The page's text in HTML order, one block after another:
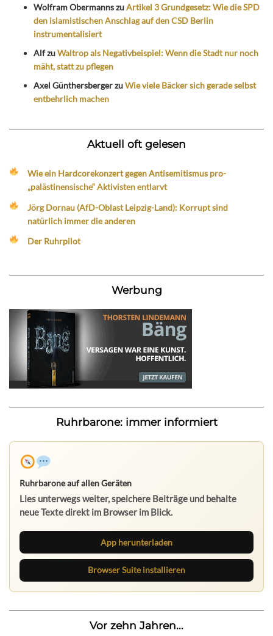
Wolfram ObermannszuArtikel 3 Grundgesetz: Wie die SPD
den islamistischen Anschlag auf den CSD Berlin
instrumentalisiert
AlfzuWaltrop als Negativbeispiel: Wenn die Stadt nur noch
mäht, statt zu pflegen
Axel GünthersbergerzuWie viele Bäcker sich gerade selbst
entbehrlich machen
Aktuell oft gelesen
Wie ein Hardcorekonzert gegen Antisemitismus pro-
„palästinensische“ Aktivisten entlarvt
Jörg Dornau (AfD-Oblast Leipzig-Land): Korrupt sind
natürlich immer die anderen
Der Ruhrpilot
Werbung
Ruhrbarone: immer informiert
Ruhrbarone auf allen Geräten
Lies unterwegs weiter, speichere Beiträge und behalte
neue Texte direkt im Browser im Blick.
App herunterladen
Browser Suite installieren
Vor zehn Jahren...